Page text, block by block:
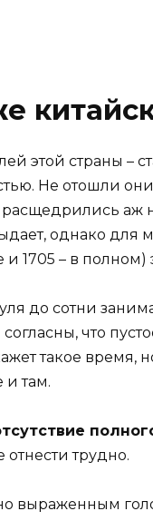
этой страны –
Не отошли
расщедрились
однако для
1705 – в полном)
до сотни
согласны, что
такое время,
там.
трудно.
выраженным